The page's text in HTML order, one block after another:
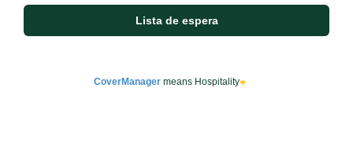
CoverManagermeans Hospitality